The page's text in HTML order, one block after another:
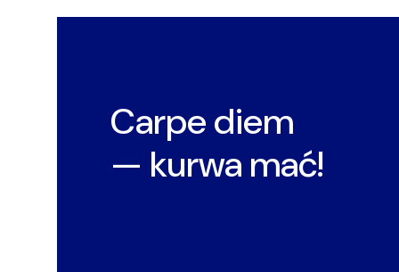
Carpe diem
— kurwa mać!